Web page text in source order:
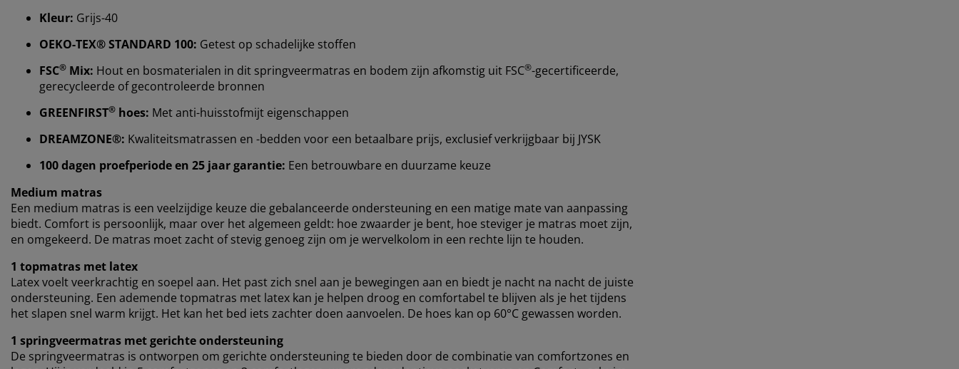
Kleur: Grijs-40
OEKO-TEX® STANDARD 100: Getest op schadelijke stoffen
FSC® Mix: Hout en bosmaterialen in dit springveermatras en bodem zijn afkomstig uit FSC®-gecertificeerde,
gerecycleerde of gecontroleerde bronnen
GREENFIRST® hoes: Met anti-huisstofmijt eigenschappen
DREAMZONE®: Kwaliteitsmatrassen en -bedden voor een betaalbare prijs, exclusief verkrijgbaar bij JYSK
100 dagen proefperiode en 25 jaar garantie: Een betrouwbare en duurzame keuze
Medium matras
Een medium matras is een veelzijdige keuze die gebalanceerde ondersteuning en een matige mate van aanpassing
biedt. Comfort is persoonlijk, maar over het algemeen geldt: hoe zwaarder je bent, hoe steviger je matras moet zijn,
en omgekeerd. De matras moet zacht of stevig genoeg zijn om je wervelkolom in een rechte lijn te houden.
1 topmatras met latex
Latex voelt veerkrachtig en soepel aan. Het past zich snel aan je bewegingen aan en biedt je nacht na nacht de juiste
ondersteuning. Een ademende topmatras met latex kan je helpen droog en comfortabel te blijven als je het tijdens
het slapen snel warm krijgt. Het kan het bed iets zachter doen aanvoelen. De hoes kan op 60°C gewassen worden.
1 springveermatras met gerichte ondersteuning
De springveermatras is ontworpen om gerichte ondersteuning te bieden door de combinatie van comfortzones en